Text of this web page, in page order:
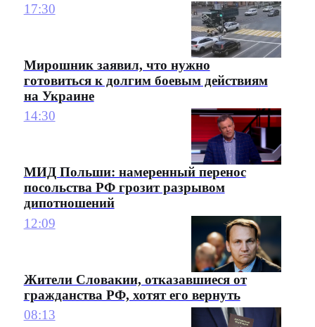
17:30
Мирошник заявил, что нужно
готовиться к долгим боевым действиям
на Украине
14:30
МИД Польши: намеренный перенос
посольства РФ грозит разрывом
дипотношений
12:09
Жители Словакии, отказавшиеся от
гражданства РФ, хотят его вернуть
08:13